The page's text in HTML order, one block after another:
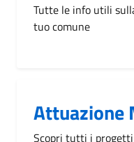
Tutte le info utili
tuo comune
Attuazione
Scopri tutti i